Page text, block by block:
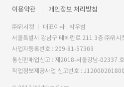
이용약관 개인정보 처리방침
㈜위시켓
대표이사 : 박우범
서울특별시 강남구 테헤란로 211 3층 ㈜위시
사업자등록번호 : 209-81-57303
통신판매업신고 : 제2018-서울강남-02337 호
직업정보제공사업 신고번호 :